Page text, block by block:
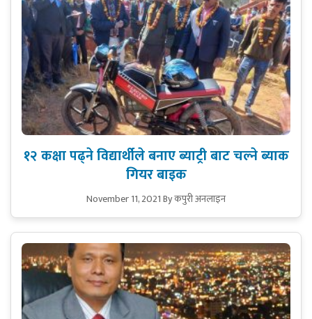
१२ कक्षा पढ्ने विद्यार्थीले बनाए ब्याट्री बाट चल्ने ब्याक
गियर बाइक
November 11, 2021By कपुरी अनलाइन